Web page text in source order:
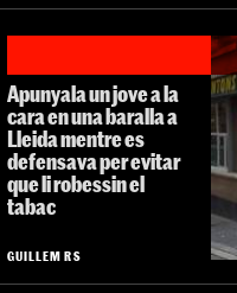
Apunyala un jove a la
cara en una baralla a
Lleida mentre es
defensava per evitar
que li robessin el
tabac
GUILLEM RS